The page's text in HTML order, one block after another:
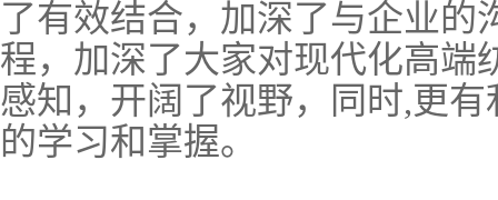
了有效结合，加深了与企业的
程，加深了大家对现代化高端
感知，开阔了视野，同时,更
的学习和掌握。